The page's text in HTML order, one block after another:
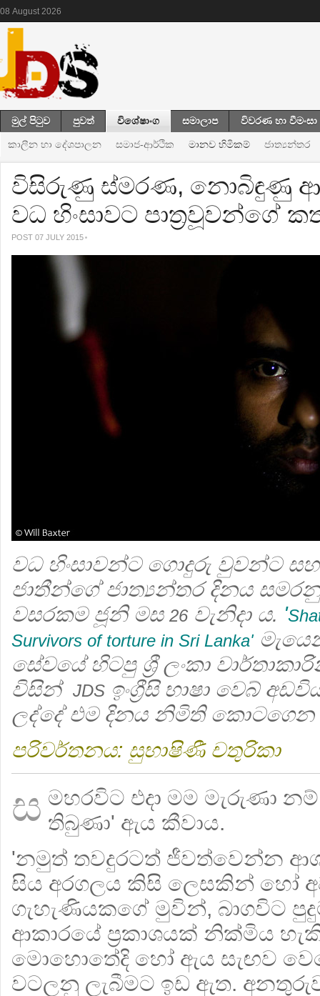
08 August 2026
මුල් පිටුව පුවත් විශේෂාංග සමාලාප විවරණ හා වීමංසා
කාලීන හා දේශපාලන සමාජ-ආර්ථික මානව හිමිකම් ජාත්‍යන්තර
විසිරුණු ස්මරණ, නොබිඳුණු
වධ හිංසාවට පාත්‍රවූවන්ගේ
POST 07 JULY 2015
වධ හිංසාවන්ට ගොදුරු වුවන්ට
ජාතීන්ගේ ජාත්‍යන්තර දිනය
වසරකම ජූනි මස 26 වැනිදා ය. '
Survivors of torture in Sri Lanka'
සේවයේ හිටපු ශ්‍රී ලංකා
විසින් JDS ඉංග්‍රීසි භාෂා වෙබ්
ලද්දේ එම දිනය නිමිති කොටගෙන
පරිවර්තනය: සුභාෂිණී චතුරිකා
ස මහරවිට එදා මම මැරුණා
තිබුණා' ඇය කීවාය.
'නමුත් තවදුරටත් ජීවත්වෙන්න
සිය අරගලය කිසි ලෙසකින් හෝ
ගැහැණියකගේ මුවින්, බාගවිට
ආකාරයේ ප්‍රකාශයක් නික්මිය
මොහොතේදි හෝ ඇය සැඟව
වටලනු ලැබීමට ඉඩ ඇත.